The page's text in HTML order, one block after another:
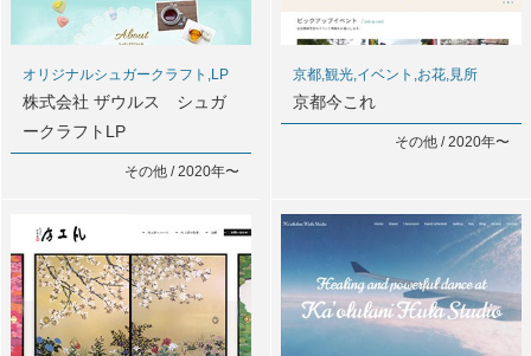
オリジナルシュガークラフト,LP
株式会社 ザウルス シュガ
ークラフトLP
その他 / 2020年〜
京都,観光,イベント,お花,見所
京都今これ
その他 / 2020年〜